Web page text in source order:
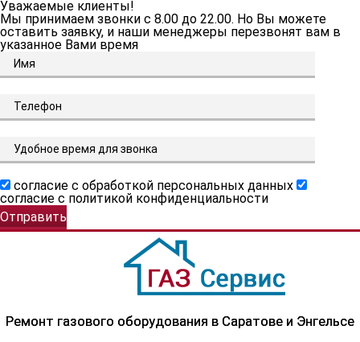
Уважаемые клиенты!
Мы принимаем звонки c 8.00 до 22.00. Но Вы можете
оставить заявку, и наши менеджеры перезвонят вам в
указанное Вами время
согласие с обработкой персональных данных
согласие с политикой конфиденциальности
Ремонт газового оборудования в Саратове и Энгельсе